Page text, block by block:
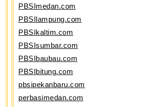
PBSImedan.com
PBSIlampung.com
PBSIkaltim.com
PBSIsumbar.com
PBSIbaubau.com
PBSIbitung.com
pbsipekanbaru.com
perbasimedan.com